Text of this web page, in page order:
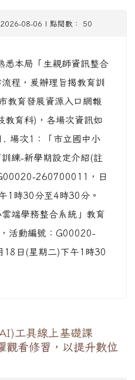
08-06 | 點閱數： 50
悉本局「生親師資訊整合
程，爰辦理旨揭教育訓
教育發展資源入口網報
教育科)，各場次資訊如
場次1：「市立國中小
練-新學期設定介紹(註
260700011，日
1時30分至4時30分。
端學務整合系統」教育
活動編號：G00020-
日(星期二)下午1時30
工具線上基礎課
觀看修習，以提升數位